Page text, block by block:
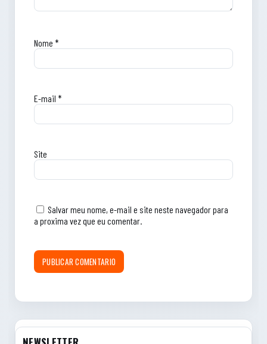
Nome *
E-mail *
Site
Salvar meu nome, e-mail e site neste navegador para
a proxima vez que eu comentar.